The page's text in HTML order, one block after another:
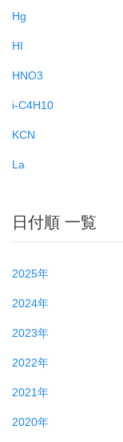
Hg
HI
HNO3
i-C4H10
KCN
La
日付順 一覧
2025年
2024年
2023年
2022年
2021年
2020年